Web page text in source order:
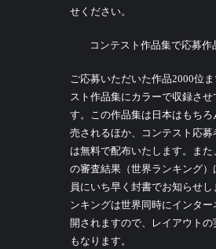
せください。
コンテスト作品集で応募作
ご応募いただいた作品2000位
スト作品集にカラーで収録させ
す。この作品集は日本はもちろ
売されるほか、コンテスト応募
は無料で配布いたします。また
の審査結果（世界ランキング）
員にいち早く封書でお知らせし
ンキングは世界同時にインタ
開されますので、レイアウトの
もなります。